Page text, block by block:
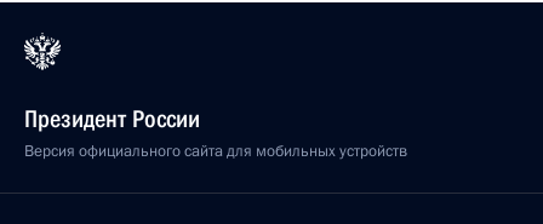
Президент России
Версия официального сайта для мобильных устройств